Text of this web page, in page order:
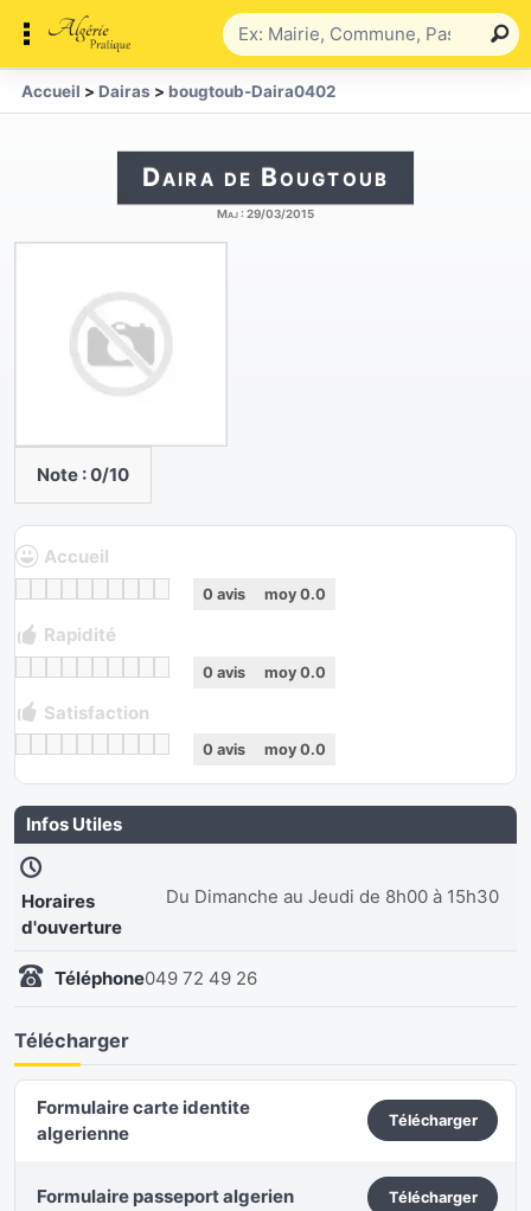
Accueil > Dairas > bougtoub-Daira0402
Daira de Bougtoub
Maj : 29/03/2015
Note :0/10
Accueil
0 avis moy 0.0
Rapidité
0 avis moy 0.0
Satisfaction
0 avis moy 0.0
Infos Utiles
Horaires
d'ouverture
Du Dimanche au Jeudi de 8h00 à 15h30
Téléphone049 72 49 26
Télécharger
Formulaire carte identite
algerienne
Télécharger
Formulaire passeport algerien Télécharger